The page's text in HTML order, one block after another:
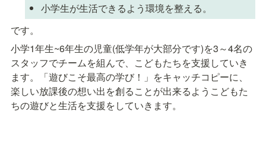
小学生が生活できるよう環境を整える。
です。
小学1年生~6年生の児童(低学年が大部分です)を3～4名の
スタッフでチームを組んで、こどもたちを支援していき
ます。「遊びこそ最高の学び！」をキャッチコピーに、
楽しい放課後の想い出を創ることが出来るようこどもた
ちの遊びと生活を支援をしていきます。